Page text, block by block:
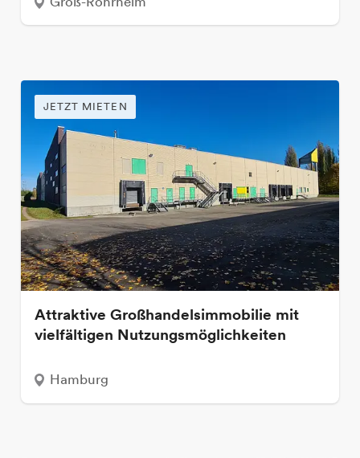
JETZT MIETEN
Attraktive Großhandelsimmobilie mit
vielfältigen Nutzungsmöglichkeiten
Hamburg